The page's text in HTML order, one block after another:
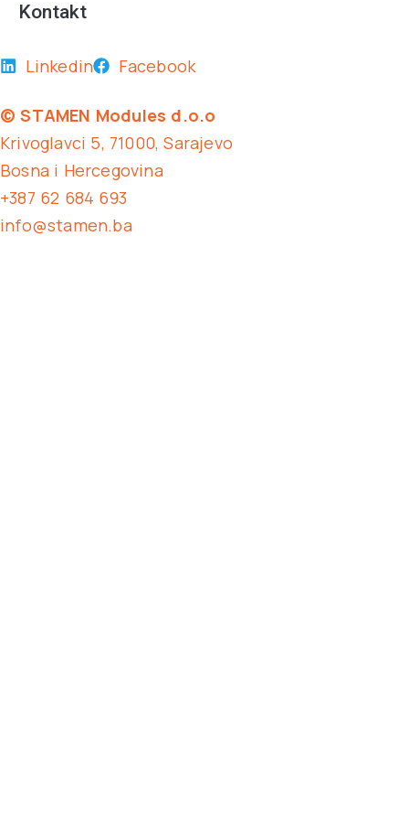
Kontakt
Linkedin Facebook
© STAMEN Modules d.o.o
Krivoglavci 5, 71000, Sarajevo
Bosna i Hercegovina
+387 62 684 693
info@stamen.ba